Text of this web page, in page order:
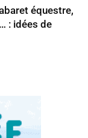
équestre,
: idées de